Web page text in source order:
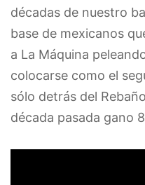
décadas de nuestro
base de mexicanos
a La Máquina
colocarse como el
sólo detrás del
década pasada gano